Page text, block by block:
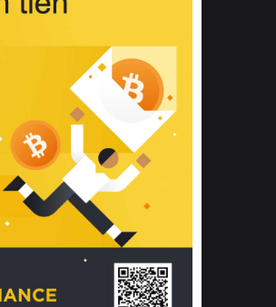
giúp ngăn ngừa tình trạng kích
và nấm mốc trong điều kiện
nóng ẩm. Bạn có thể tìm hiểu
các nghiên cứu khoa học về tác
của giấc ngủ và môi trường
ngủ đối với sức khỏe con
tại Sleep Foundation (External
để có cái nhìn toàn diện hơn.
tiêu chí vàng khi lựa chọn
ga gối đệm cao cấp cho phòng
hữu một bộ chăn ga gối đệm
cấp hoàn hảo cả về thẩm mỹ lẫn
năng, người tiêu dùng cần cân
kỹ lưỡng các tiêu chí quan trọng